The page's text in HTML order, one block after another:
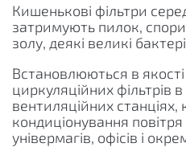
Кишенькові фільтри
затримують пилок,
золу, деякі великі
Встановлюються в якості
циркуляційних фільтрів
вентиляційних станціях,
кондиціонування повітря
універмагів, офісів і